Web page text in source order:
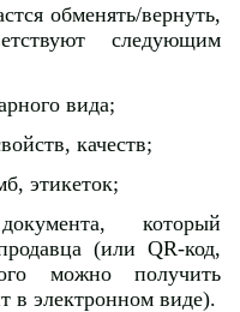
обменять/вернуть,
следующим
вида;
качеств;
этикеток;
который
(или QR-код,
можно получить
в электронном виде).